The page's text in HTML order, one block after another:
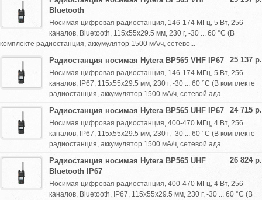
Bluetooth
Носимая цифровая радиостанция, 146-174 МГц, 5 Вт, 256
каналов, Bluetooth, 115х55х29.5 мм, 230 г, -30 ... 60 °С (В
комплекте радиостанция, аккумулятор 1500 мА/ч, сетево...
25 137 р.
Радиостанция носимая Hytera BP565 VHF IP67
Носимая цифровая радиостанция, 146-174 МГц, 5 Вт, 256
каналов, IP67, 115х55х29.5 мм, 230 г, -30 ... 60 °С (В комплекте
радиостанция, аккумулятор 1500 мА/ч, сетевой ада...
24 715 р.
Радиостанция носимая Hytera BP565 UHF IP67
Носимая цифровая радиостанция, 400-470 МГц, 4 Вт, 256
каналов, IP67, 115х55х29.5 мм, 230 г, -30 ... 60 °С (В комплекте
радиостанция, аккумулятор 1500 мА/ч, сетевой ада...
26 824 р.
Радиостанция носимая Hytera BP565 UHF
Bluetooth IP67
Носимая цифровая радиостанция, 400-470 МГц, 4 Вт, 256
каналов, Bluetooth, IP67, 115х55х29.5 мм, 230 г, -30 ... 60 °С (В